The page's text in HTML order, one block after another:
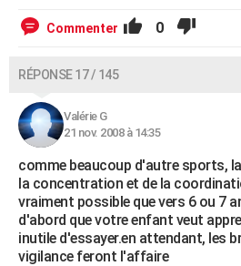
Commenter 0
RÉPONSE 17 / 145
Valérie G
21 nov. 2008 à 14:35
comme beaucoup d'autre sports,
la concentration et de la
vraiment possible que vers 6 ou 7
d'abord que votre enfant veut
inutile d'essayer.en attendant, les
vigilance feront l'affaire